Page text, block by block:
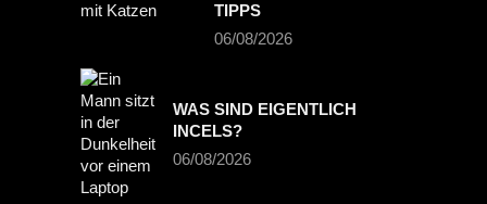
TIPPS
06/08/2026
WAS SIND EIGENTLICH
INCELS?
06/08/2026